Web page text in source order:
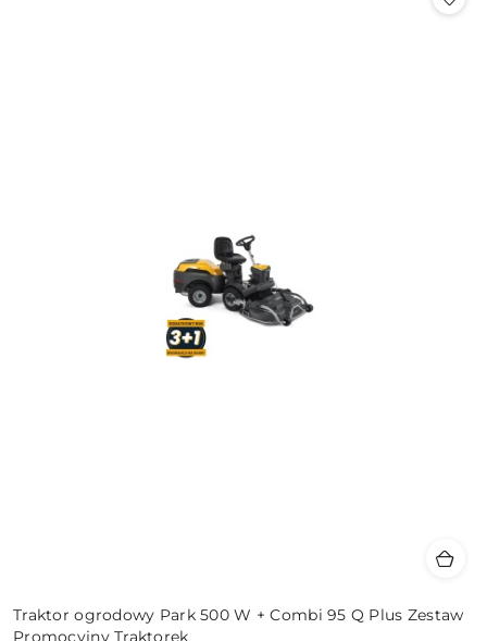
Traktor ogrodowy Park 500 W + Combi 95 Q Plus Zestaw
Promocyjny Traktorek